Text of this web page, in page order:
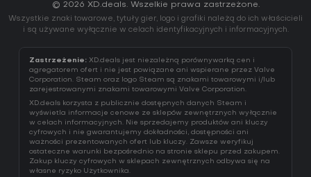
© 2026 XD.deals. Wszelkie prawa zastrzeżone.
Wszystkie znaki towarowe, tytuły gier, logo i grafiki należą do ich właścicieli
i są używane wyłącznie w celach identyfikacyjnych i informacyjnych.
Zastrzeżenie: XD.deals jest niezależną porównywarką cen i
agregatorem ofert i nie jest powiązane ani wspierane przez Valve
Corporation. Steam oraz logo Steam są znakami towarowymi i/lub
zarejestrowanymi znakami towarowymi Valve Corporation.
XD.deals korzysta z publicznie dostępnych danych Steam i
wyświetla informacje cenowe ze sklepów zewnętrznych wyłącznie
w celach informacyjnych. Nie sprzedajemy produktów ani kluczy
cyfrowych i nie gwarantujemy dokładności, dostępności ani
ważności prezentowanych ofert lub kluczy. Zawsze weryfikuj
ostateczne warunki bezpośrednio na stronie sklepu przed zakupem.
Zakup kluczy cyfrowych w sklepach zewnętrznych odbywa się na
własne ryzyko Użytkownika.